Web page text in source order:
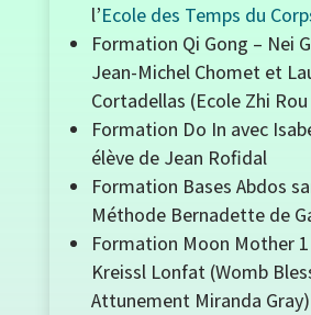
l’Ecole des Temps du
Formation Qi Gong – Nei
Jean-Michel Chomet et
Cortadellas (Ecole Zhi
Formation Do In avec
élève de Jean Rofidal
Formation Bases Abdos
Méthode Bernadette de
Formation Moon Mother
Kreissl Lonfat (Womb
Attunement Miranda Gray)